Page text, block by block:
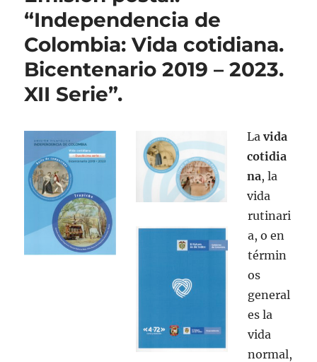
2025
“Independencia de
Colombia: Vida cotidiana.
Bicentenario 2019 – 2023.
XII Serie”.
Lavida
cotidia
na, la
vida
rutinari
a, o en
términ
os
general
es la
vida
normal,